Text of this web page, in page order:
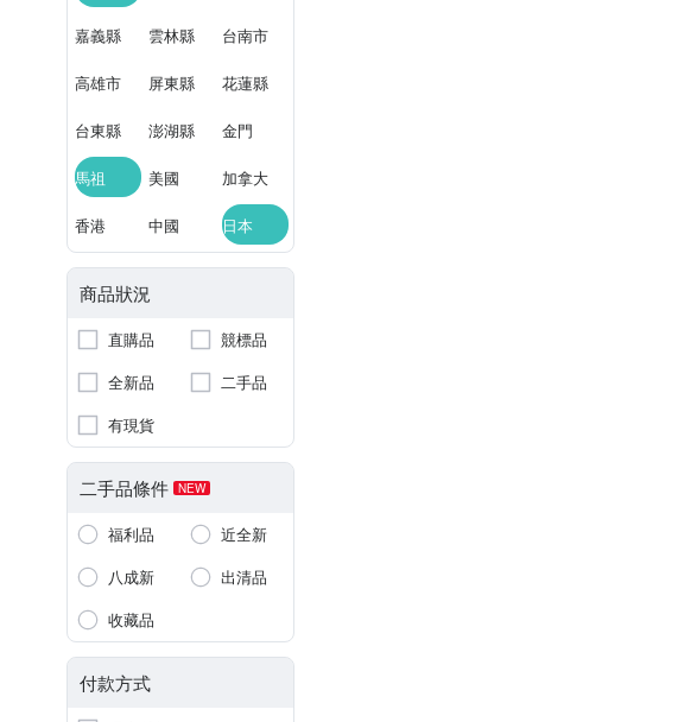
嘉義縣 雲林縣 台南市
高雄市 屏東縣 花蓮縣
台東縣 澎湖縣 金門
馬祖 美國 加拿大
香港 中國 日本
商品狀況
直購品
競標品
全新品
二手品
有現貨
二手品條件 NEW
福利品
近全新
八成新
出清品
收藏品
付款方式